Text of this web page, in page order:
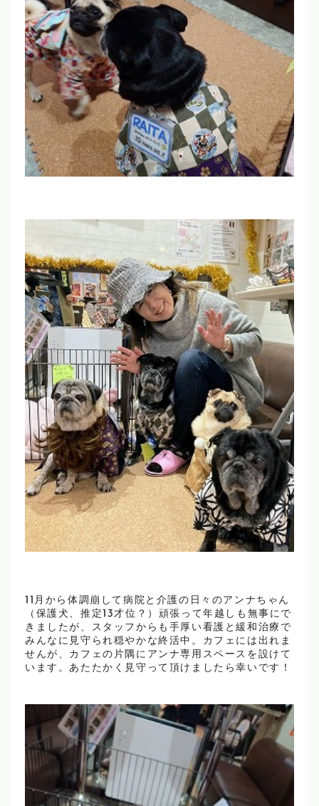
11月から体調崩して病院と介護の日々のアンナちゃん
（保護犬、推定13才位？）頑張って年越しも無事にで
きましたが、スタッフからも手厚い看護と緩和治療で
みんなに見守られ穏やかな終活中。カフェには出れま
せんが、カフェの片隅にアンナ専用スペースを設けて
います。あたたかく見守って頂けましたら幸いです！